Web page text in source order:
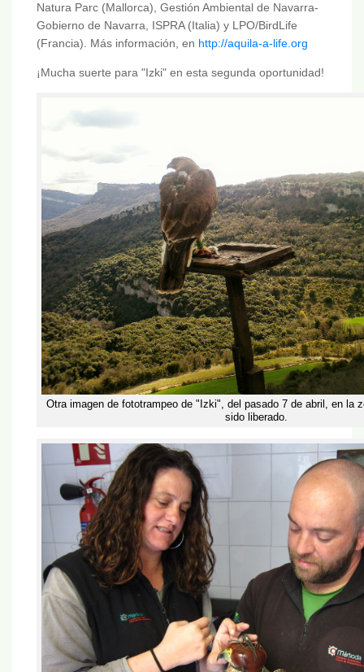
Natura Parc (Mallorca), Gestión Ambiental de Navarra-
Gobierno de Navarra, ISPRA (Italia) y LPO/BirdLife
(Francia). Más información, en http://aquila-a-life.org
¡Mucha suerte para "Izki" en esta segunda oportunidad!
Otra imagen de fototrampeo de "Izki", del pasado 7 de abril, en la
sido liberado.